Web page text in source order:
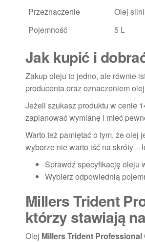
Przeznaczenie
Olej
Pojemność
5 L
Jak kupić i
Zakup oleju to jedno, ale równie
producenta oraz oznaczeniem
Jeżeli szukasz produktu w cenie
zaplanować wymianę i mieć
Warto też pamiętać o tym, że olej
wyborze nie warto iść na skróty –
Sprawdź specyfikację oleju
Wybierz odpowiednią
Millers Trident
którzy stawiają
Olej Millers Trident Professional